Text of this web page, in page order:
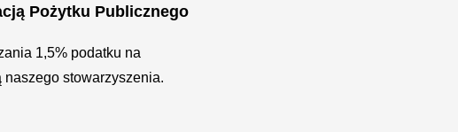
Pożytku Publicznego
1,5% podatku na
naszego stowarzyszenia.